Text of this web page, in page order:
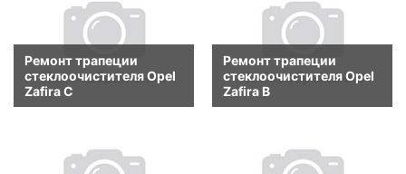
Ремонт трапеции
стеклоочистителя Opel
Zafira C
Ремонт трапеции
стеклоочистителя Opel
Zafira B